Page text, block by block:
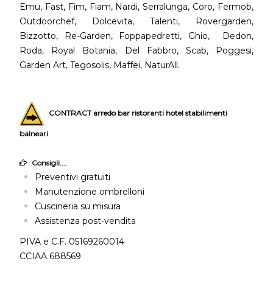
Emu, Fast, Fim, Fiam, Nardi, Serralunga, Coro, Fermob,
Outdoorchef, Dolcevita, Talenti, Rovergarden,
Bizzotto, Re-Garden, Foppapedretti, Ghio, Dedon,
Roda, Royal Botania, Del Fabbro, Scab, Poggesi,
Garden Art, Tegosolis, Maffei, NaturAll.
CONTRACT arredo bar ristoranti hotel stabilimenti
balneari
Consigli....
Preventivi gratuiti
Manutenzione ombrelloni
Cuscineria su misura
Assistenza post-vendita
PIVA e C.F. 05169260014
CCIAA 688569